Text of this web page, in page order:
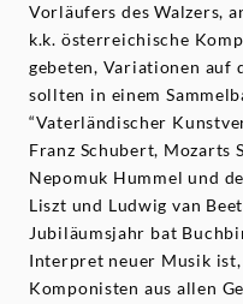
Vorläufers des Walzers,
k.k. österreichische
gebeten, Variationen auf
sollten in einem
“Vaterländischer
Franz Schubert, Mozarts
Nepomuk Hummel und
Liszt und Ludwig van
Jubiläumsjahr bat
Interpret neuer Musik
Komponisten aus allen